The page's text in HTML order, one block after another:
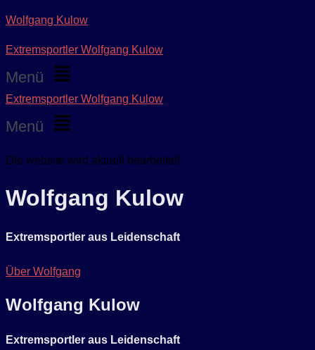
Wolfgang Kulow
Extremsportler Wolfgang Kulow
Menü
Extremsportler Wolfgang Kulow
Menü
Die website wird aktuell bearbeitet!
Wolfgang Kulow
Extremsportler aus Leidenschaft
Über Wolfgang
Wolfgang Kulow
Extremsportler aus Leidenschaft
Die website wird aktuell bearbeitet.